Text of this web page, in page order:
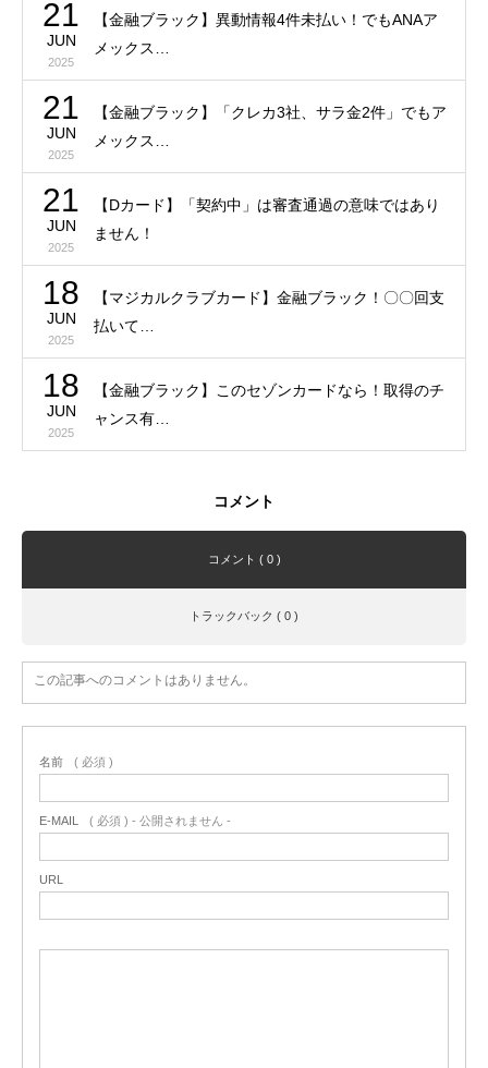
21
JUN
2025
【金融ブラック】異動情報4件未払い！でもANAア
メックス…
21
JUN
2025
【金融ブラック】「クレカ3社、サラ金2件」でもア
メックス…
21
JUN
2025
【Dカード】「契約中」は審査通過の意味ではあり
ません！
18
JUN
2025
【マジカルクラブカード】金融ブラック！〇〇回支
払いて…
18
JUN
2025
【金融ブラック】このセゾンカードなら！取得のチ
ャンス有…
コメント
コメント ( 0 )
トラックバック ( 0 )
この記事へのコメントはありません。
名前 ( 必須 )
E-MAIL ( 必須 ) - 公開されません -
URL